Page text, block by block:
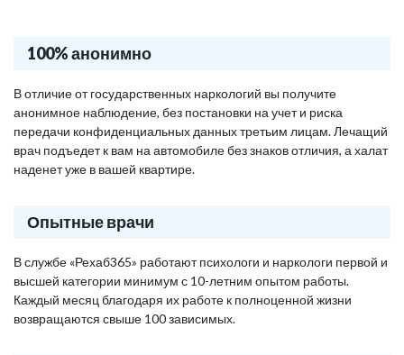
100% анонимно
В отличие от государственных наркологий вы получите
анонимное наблюдение, без постановки на учет и риска
передачи конфиденциальных данных третьим лицам. Лечащий
врач подъедет к вам на автомобиле без знаков отличия, а халат
наденет уже в вашей квартире.
Опытные врачи
В службе «Рехаб365» работают психологи и наркологи первой и
высшей категории минимум с 10-летним опытом работы.
Каждый месяц благодаря их работе к полноценной жизни
возвращаются свыше 100 зависимых.